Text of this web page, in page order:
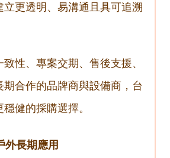
立更透明、易溝通且具可追溯
性、專案交期、售後支援、
期合作的品牌商與設備商，台
健的採購選擇。
外長期應用